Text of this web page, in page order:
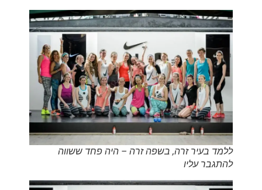
ללמד בעיר זרה, בשפה זרה – היה פחד ששווה
להתגבר עליו